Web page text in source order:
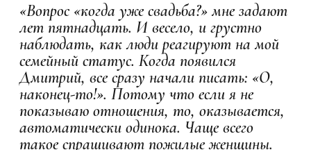
«Вопрос «когда уже свадьба?» мне задают
лет пятнадцать. И весело, и грустно
наблюдать, как люди реагируют на мой
семейный статус. Когда появился
Дмитрий, все сразу начали писать: «О,
наконец-то!». Потому что если я не
показываю отношения, то, оказывается,
автоматически одинока. Чаще всего
такое спрашивают пожилые женщины.